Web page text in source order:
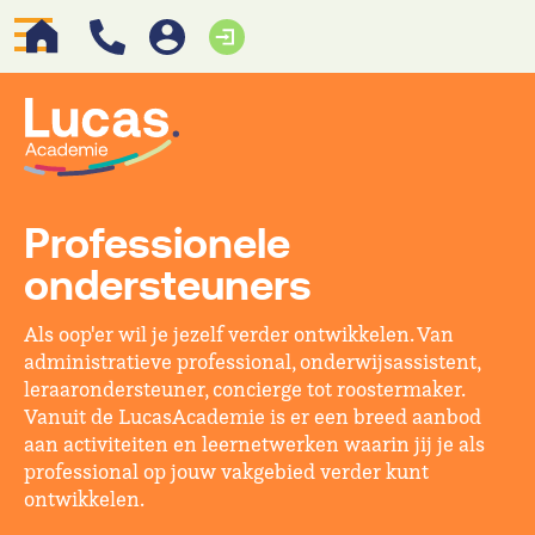
Professionele
ondersteuners
Als oop'er wil je jezelf verder ontwikkelen. Van
administratieve professional, onderwijsassistent,
leraarondersteuner, concierge tot roostermaker.
Vanuit de LucasAcademie is er een breed aanbod
aan activiteiten en leernetwerken waarin jij je als
professional op jouw vakgebied verder kunt
ontwikkelen.